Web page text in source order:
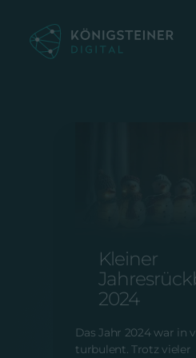
Inhalt
springen
Kleiner
2024
Das Jahr 2024 war in
turbulent. Trotz vieler